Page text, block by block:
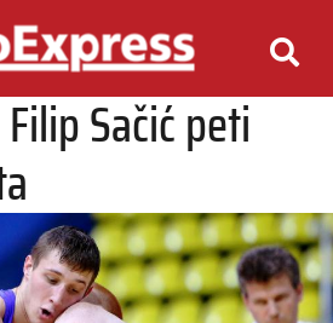
Sačić peti